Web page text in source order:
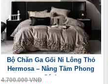
Bộ Chăn Ga Gối Nỉ Lông Thỏ
Hermosa – Nâng Tầm Phong
Cách
4.700.000 VNĐ